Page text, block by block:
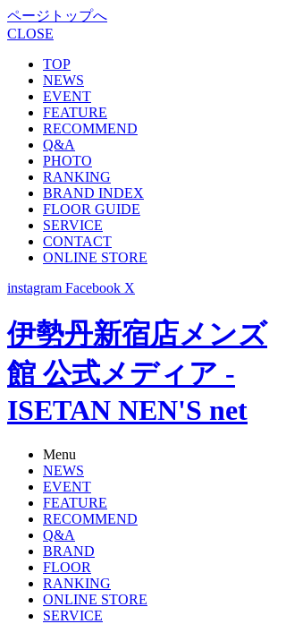
ページトップへ
CLOSE
TOP
NEWS
EVENT
FEATURE
RECOMMEND
Q&A
PHOTO
RANKING
BRAND INDEX
FLOOR GUIDE
SERVICE
CONTACT
ONLINE STORE
instagram Facebook X
伊勢丹新宿店メンズ
館 公式メディア -
ISETAN NEN'S net
Menu
NEWS
EVENT
FEATURE
RECOMMEND
Q&A
BRAND
FLOOR
RANKING
ONLINE STORE
SERVICE